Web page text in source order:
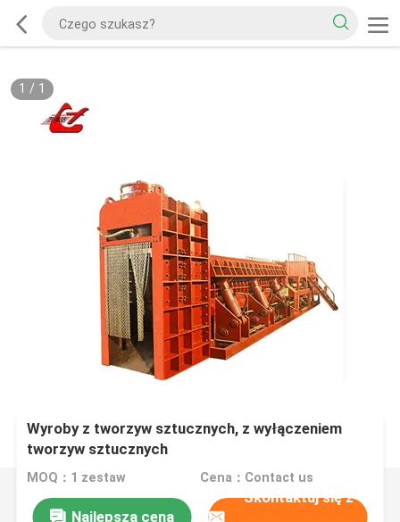
1 / 1
Wyroby z tworzyw sztucznych, z wyłączeniem
tworzyw sztucznych
MOQ：1 zestaw Cena：Contact us
Najlepsza cena
Skontaktuj się z